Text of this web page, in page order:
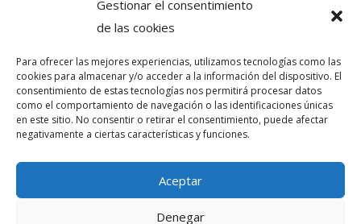
Gestionar el consentimiento
de las cookies
Para ofrecer las mejores experiencias, utilizamos tecnologías como las
cookies para almacenar y/o acceder a la información del dispositivo. El
consentimiento de estas tecnologías nos permitirá procesar datos
como el comportamiento de navegación o las identificaciones únicas
en este sitio. No consentir o retirar el consentimiento, puede afectar
negativamente a ciertas características y funciones.
Aceptar
Denegar
Copyright © 2024. Todos los derechos
reservados.Frecuencia Murcia Económica.
intereconomia@frecuenciamurcia.es
Política de privacidad
Política de cookies (UE)
Contactar